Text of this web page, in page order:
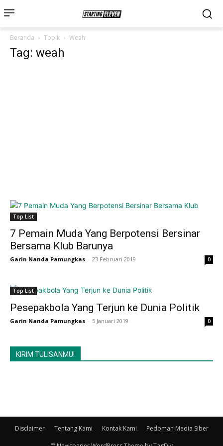
Beranda Topik Weah
Tag: weah
Top List
7 Pemain Muda Yang Berpotensi Bersinar
Bersama Klub Barunya
Garin Nanda Pamungkas - 23 Februari 2019 0
Top List
Pesepakbola Yang Terjun ke Dunia Politik
Garin Nanda Pamungkas - 5 Januari 2019 0
KIRIM TULISANMU!
Disclaimer Tentang Kami Kontak Kami Pedoman Media Siber